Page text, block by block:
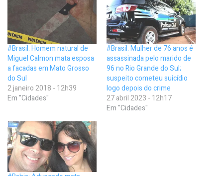
#Brasil: Homem natural de
Miguel Calmon mata esposa
a facadas em Mato Grosso
do Sul
2 janeiro 2018 - 12h39
Em "Cidades"
#Brasil: Mulher de 76 anos é
assassinada pelo marido de
96 no Rio Grande do Sul;
suspeito cometeu suicídio
logo depois do crime
27 abril 2023 - 12h17
Em "Cidades"